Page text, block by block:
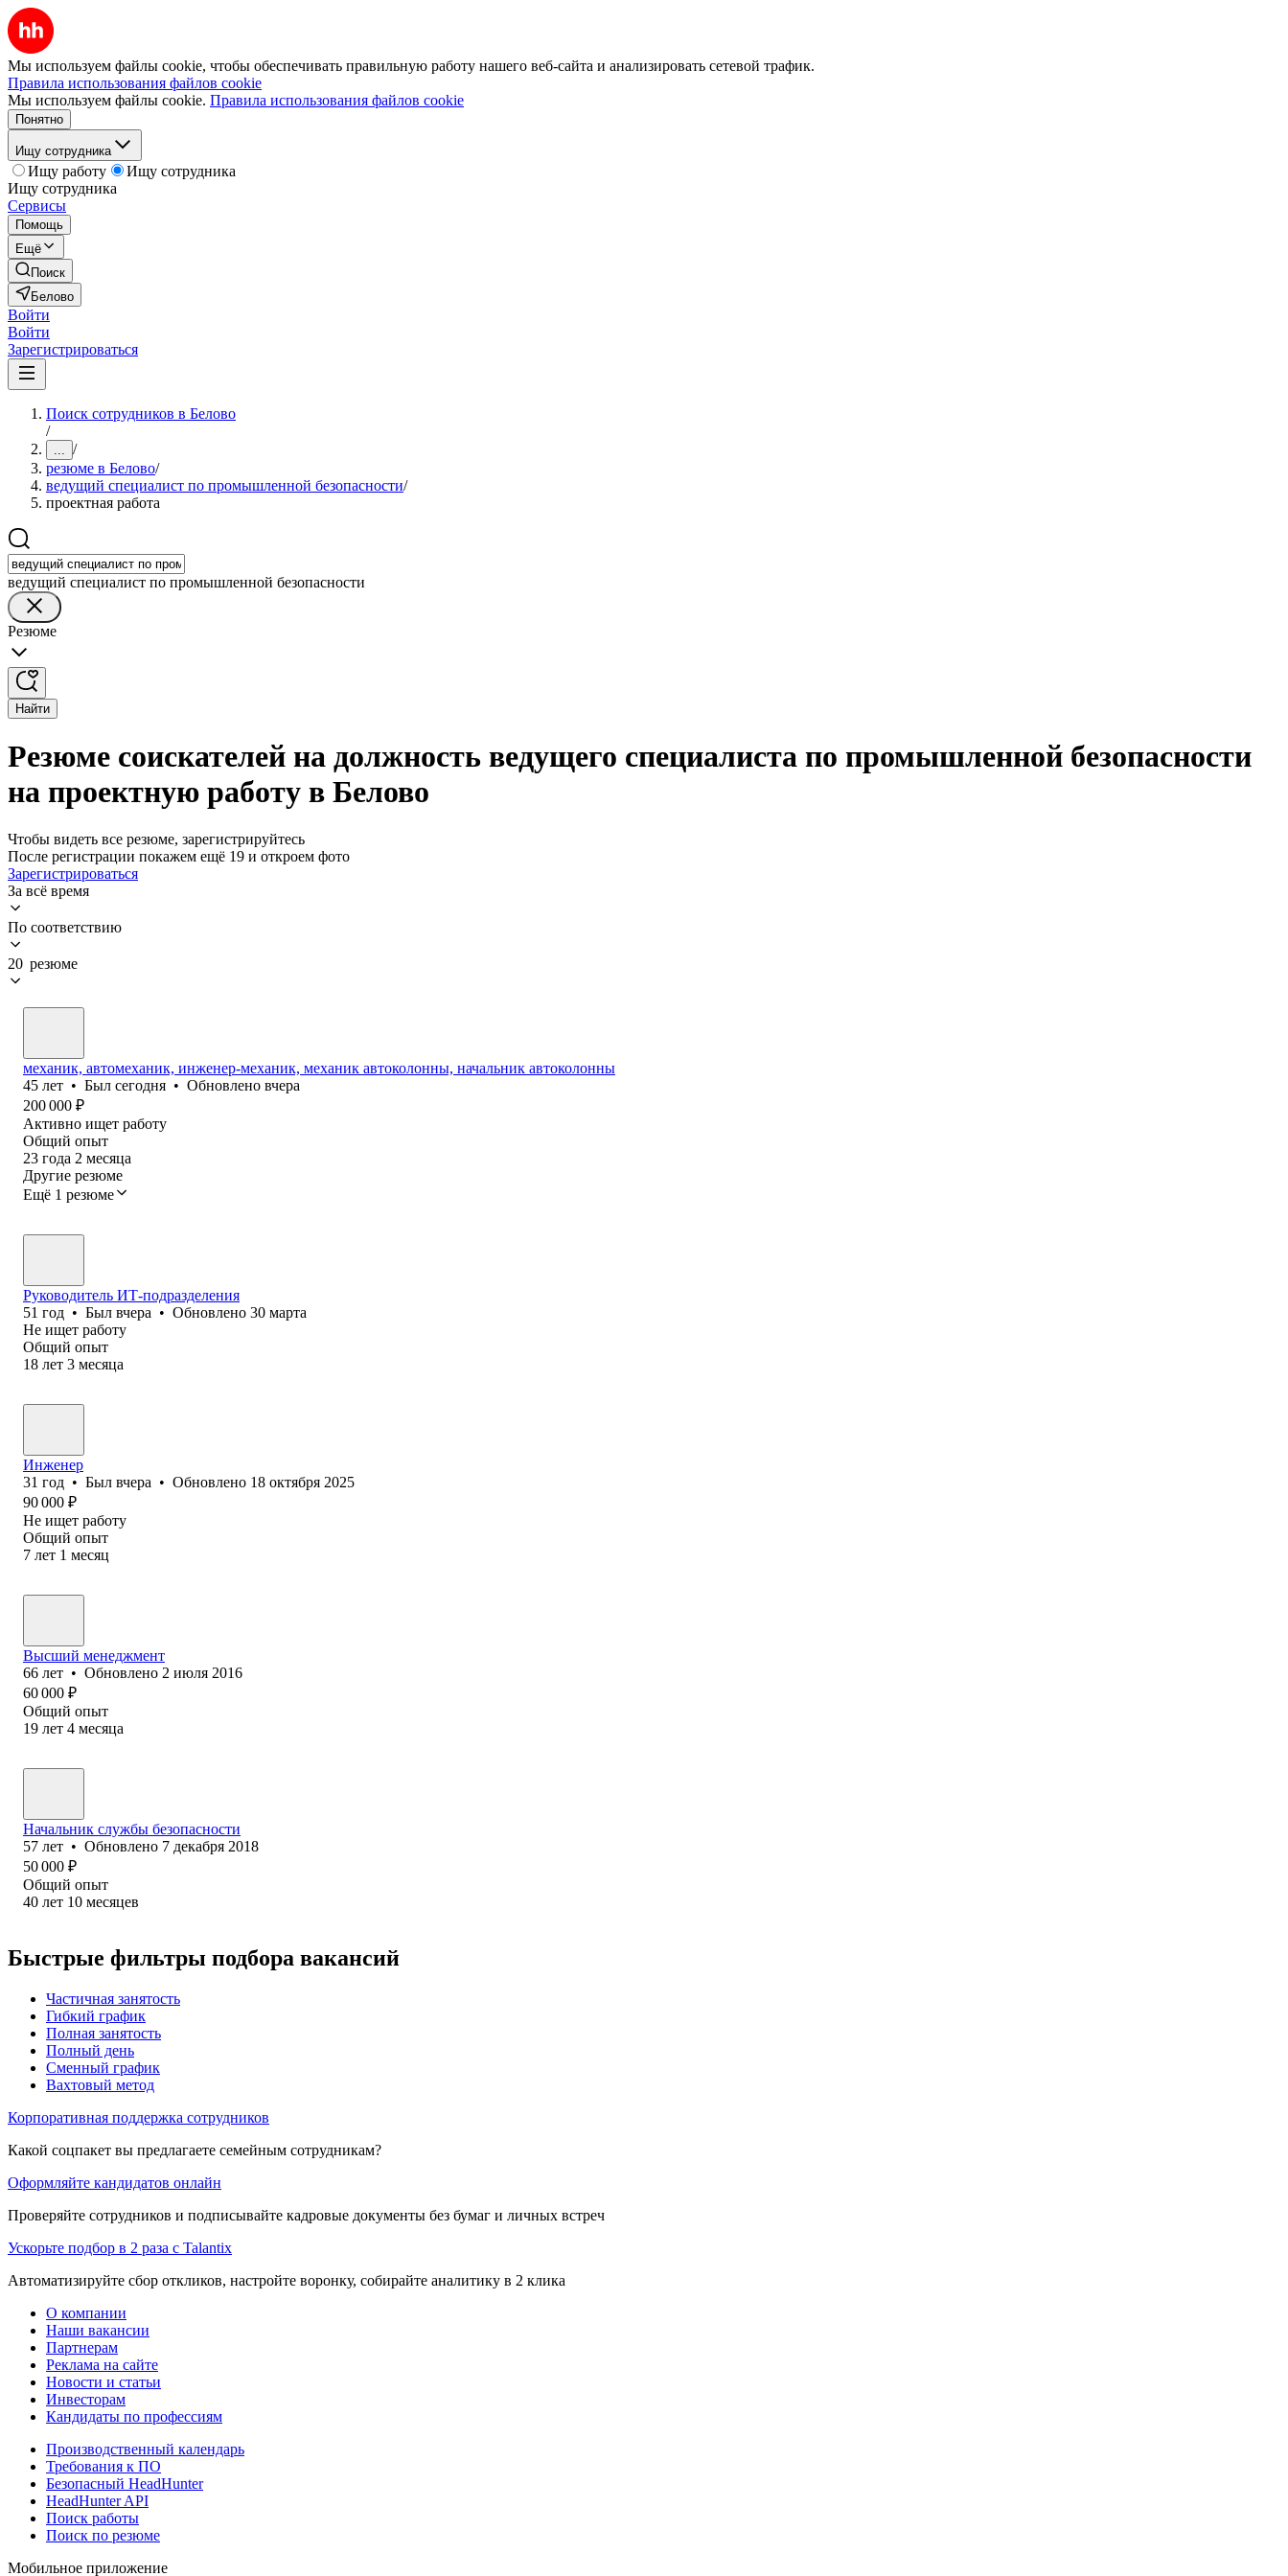
Мы используем файлы cookie, чтобы обеспечивать правильную работу нашего веб-сайта и анализировать сетевой трафик.
Правила использования файлов cookie
Мы используем файлы cookie. Правила использования файлов cookie
Понятно
Ищу сотрудника
Ищу работу
Ищу сотрудника
Ищу сотрудника
Сервисы
Помощь
Ещё
Поиск
Белово
Войти
Войти
Зарегистрироваться
Поиск сотрудников в Белово
/
... /
резюме в Белово/
ведущий специалист по промышленной безопасности/
проектная работа
ведущий специалист по промышленной безопасности
Резюме
Найти
Резюме соискателей на должность ведущего специалиста по промышленной безопасности
на проектную работу в Белово
Чтобы видеть все резюме, зарегистрируйтесь
После регистрации покажем ещё 19 и откроем фото
Зарегистрироваться
За всё время
По соответствию
20 резюме
механик, автомеханик, инженер-механик, механик автоколонны, начальник автоколонны
45 лет • Был сегодня • Обновлено вчера
200 000 ₽
Активно ищет работу
Общий опыт
23 года 2 месяца
Другие резюме
Ещё 1 резюме
Руководитель ИТ-подразделения
51 год • Был вчера • Обновлено 30 марта
Не ищет работу
Общий опыт
18 лет 3 месяца
Инженер
31 год • Был вчера • Обновлено 18 октября 2025
90 000 ₽
Не ищет работу
Общий опыт
7 лет 1 месяц
Высший менеджмент
66 лет • Обновлено 2 июля 2016
60 000 ₽
Общий опыт
19 лет 4 месяца
Начальник службы безопасности
57 лет • Обновлено 7 декабря 2018
50 000 ₽
Общий опыт
40 лет 10 месяцев
Быстрые фильтры подбора вакансий
Частичная занятость
Гибкий график
Полная занятость
Полный день
Сменный график
Вахтовый метод
Корпоративная поддержка сотрудников
Какой соцпакет вы предлагаете семейным сотрудникам?
Оформляйте кандидатов онлайн
Проверяйте сотрудников и подписывайте кадровые документы без бумаг и личных встреч
Ускорьте подбор в 2 раза с Talantix
Автоматизируйте сбор откликов, настройте воронку, собирайте аналитику в 2 клика
О компании
Наши вакансии
Партнерам
Реклама на сайте
Новости и статьи
Инвесторам
Кандидаты по профессиям
Производственный календарь
Требования к ПО
Безопасный HeadHunter
HeadHunter API
Поиск работы
Поиск по резюме
Мобильное приложение